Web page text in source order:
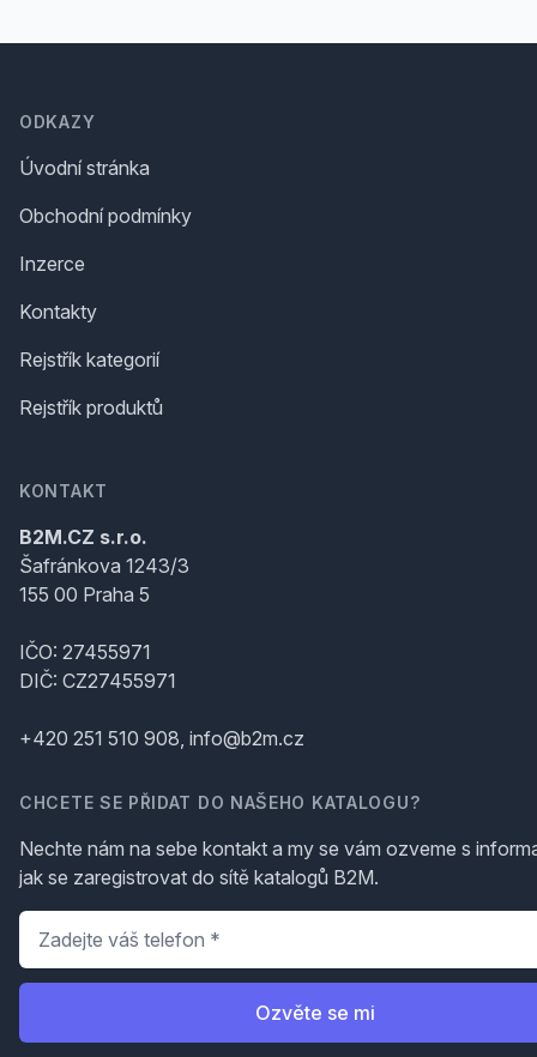
ODKAZY
Úvodní stránka
Obchodní podmínky
Inzerce
Kontakty
Rejstřík kategorií
Rejstřík produktů
KONTAKT
B2M.CZ s.r.o.
Šafránkova 1243/3
155 00 Praha 5
IČO: 27455971
DIČ: CZ27455971
+420 251 510 908, info@b2m.cz
CHCETE SE PŘIDAT DO NAŠEHO KATALOGU?
Nechte nám na sebe kontakt a my se vám ozveme s
jak se zaregistrovat do sítě katalogů B2M.
Telefon
Ozvěte se mi